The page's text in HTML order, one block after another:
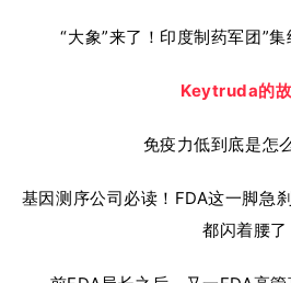
“大象”来了！印度制药军团”
Keytruda的
免疫力低到底是怎
基因测序公司必读！FDA这一脚急
都闪着腰了